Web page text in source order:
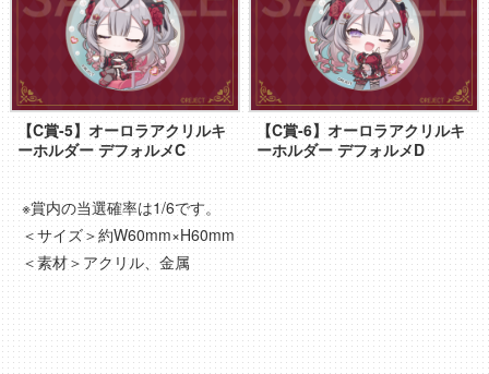
【C賞-5】オーロラアクリルキ
ーホルダー デフォルメC
【C賞-6】オーロラアクリルキ
ーホルダー デフォルメD
※賞内の当選確率は1/6です。
＜サイズ＞約W60mm×H60mm
＜素材＞アクリル、金属